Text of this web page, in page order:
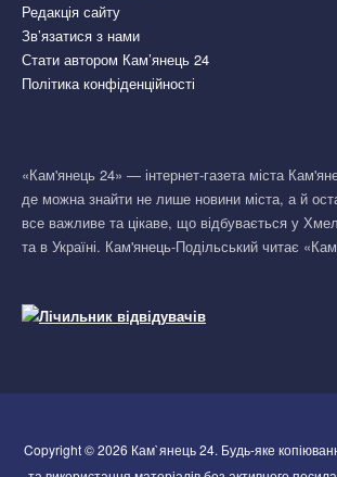
Редакція сайту
Зв’язатися з нами
Стати автором Кам’янець 24
Політика конфіденційності
«Кам'янець 24» — інтернет-газета міста
де можна знайти не лише новини міста, а й
все важливе та цікаве, що відбувається у
та в Україні. Кам'янець-Подільський читає
Copyright © 2026 Кам`янець 24. Будь-яке